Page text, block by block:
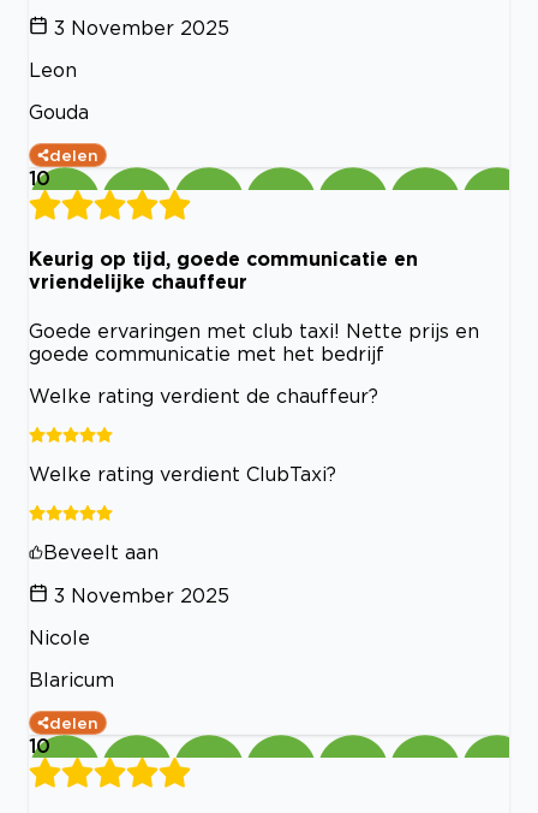
3 November 2025
Leon
Gouda
delen
10
Keurig op tijd, goede communicatie en
vriendelijke chauffeur
Goede ervaringen met club taxi! Nette prijs en
goede communicatie met het bedrijf
Welke rating verdient de chauffeur?
Welke rating verdient ClubTaxi?
Beveelt aan
3 November 2025
Nicole
Blaricum
delen
10